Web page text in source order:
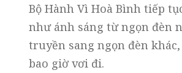
Bộ Hành Vì Hoà Bình tiếp
như ánh sáng từ ngọn đèn
truyền sang ngọn đèn
bao giờ vơi đi.